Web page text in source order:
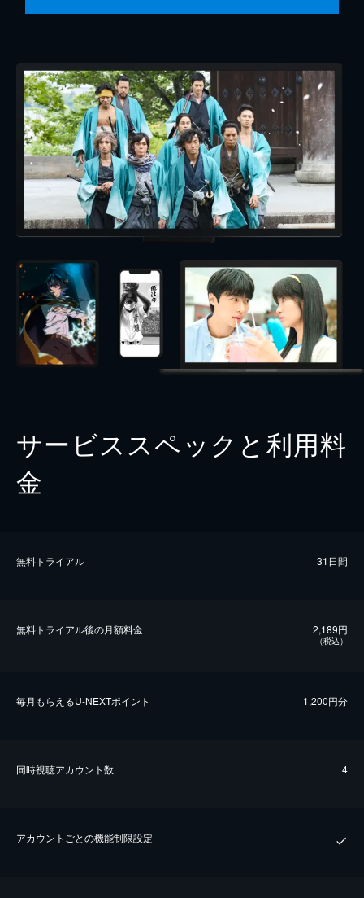
サービススペックと利用料
金
無料トライアル 31日間
無料トライアル後の⽉額料金 2,189円
（税込）
毎⽉もらえるU-NEXTポイント 1,200円分
同時視聴アカウント数 4
アカウントごとの機能制限設定